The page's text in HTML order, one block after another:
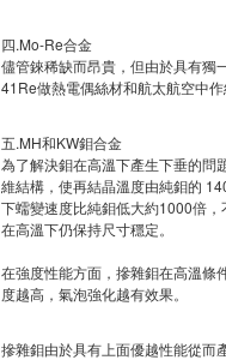
四.Mo-Re合金
儘管錸稀缺而昂貴，但由於具有獨
41Re做熱電偶絲材和航太航空中
五.MH和KW鉬合金
為了解決鉬在高溫下產生下垂的問
維結構，使再結晶溫度由純鉬的
下蠕變速度比純鉬低大約1000倍
在高溫下仍保持尺寸穩定。
在強度性能方面，摻雜鉬在高溫
度越高，氣泡強化越有效果。
摻雜鉬由於具有上面優越性能從而